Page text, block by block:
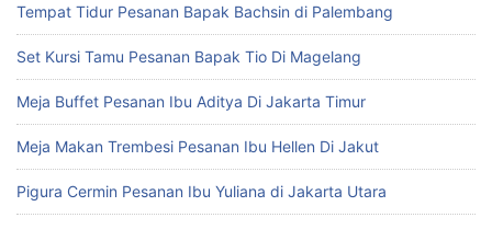
Tempat Tidur Pesanan Bapak Bachsin di Palembang
Set Kursi Tamu Pesanan Bapak Tio Di Magelang
Meja Buffet Pesanan Ibu Aditya Di Jakarta Timur
Meja Makan Trembesi Pesanan Ibu Hellen Di Jakut
Pigura Cermin Pesanan Ibu Yuliana di Jakarta Utara